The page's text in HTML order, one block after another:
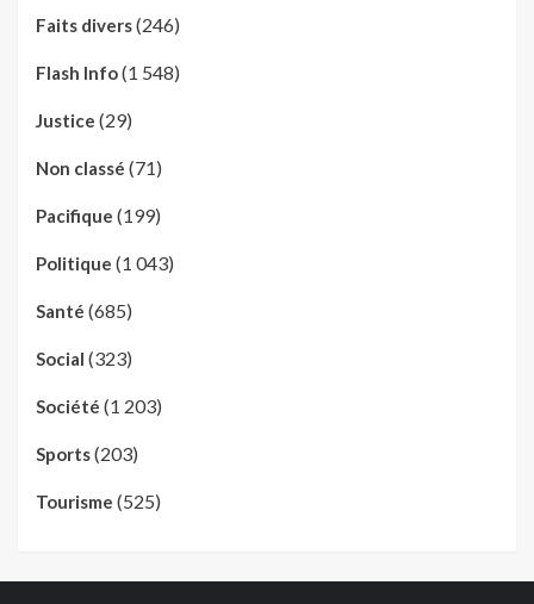
Faits divers(246)
Flash Info(1 548)
Justice (29)
Non classé (71)
Pacifique (199)
Politique (1 043)
Santé (685)
Social (323)
Société (1 203)
Sports(203)
Tourisme (525)